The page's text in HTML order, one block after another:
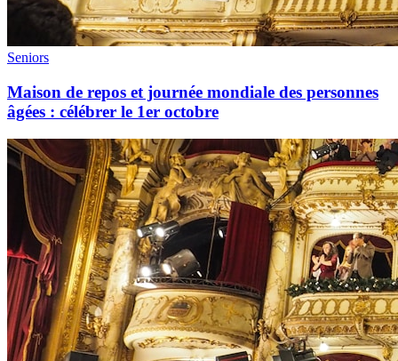
Seniors
Maison de repos et journée mondiale des personnes
âgées : célébrer le 1er octobre